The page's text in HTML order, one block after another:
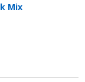
Mix